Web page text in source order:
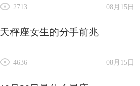
08月15日
2713
天秤座女生的分手前兆
08月15日
4636